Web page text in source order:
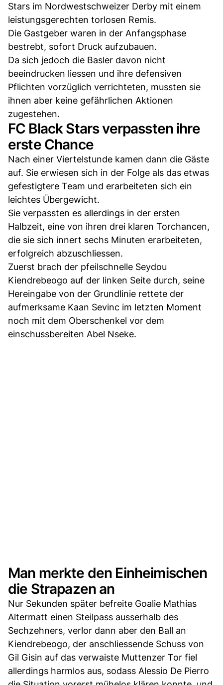
Stars im Nordwestschweizer Derby mit einem
leistungsgerechten torlosen Remis.
Die Gastgeber waren in der Anfangsphase
bestrebt, sofort Druck aufzubauen.
Da sich jedoch die Basler davon nicht
beeindrucken liessen und ihre defensiven
Pflichten vorzüglich verrichteten, mussten sie
ihnen aber keine gefährlichen Aktionen
zugestehen.
FC Black Stars verpassten ihre
erste Chance
Nach einer Viertelstunde kamen dann die Gäste
auf. Sie erwiesen sich in der Folge als das etwas
gefestigtere Team und erarbeiteten sich ein
leichtes Übergewicht.
Sie verpassten es allerdings in der ersten
Halbzeit, eine von ihren drei klaren Torchancen,
die sie sich innert sechs Minuten erarbeiteten,
erfolgreich abzuschliessen.
Zuerst brach der pfeilschnelle Seydou
Kiendrebeogo auf der linken Seite durch, seine
Hereingabe von der Grundlinie rettete der
aufmerksame Kaan Sevinc im letzten Moment
noch mit dem Oberschenkel vor dem
einschussbereiten Abel Nseke.
Man merkte den Einheimischen
die Strapazen an
Nur Sekunden später befreite Goalie Mathias
Altermatt einen Steilpass ausserhalb des
Sechzehners, verlor dann aber den Ball an
Kiendrebeogo, der anschliessende Schuss von
Gil Gisin auf das verwaiste Muttenzer Tor fiel
allerdings harmlos aus, sodass Alessio De Pierro